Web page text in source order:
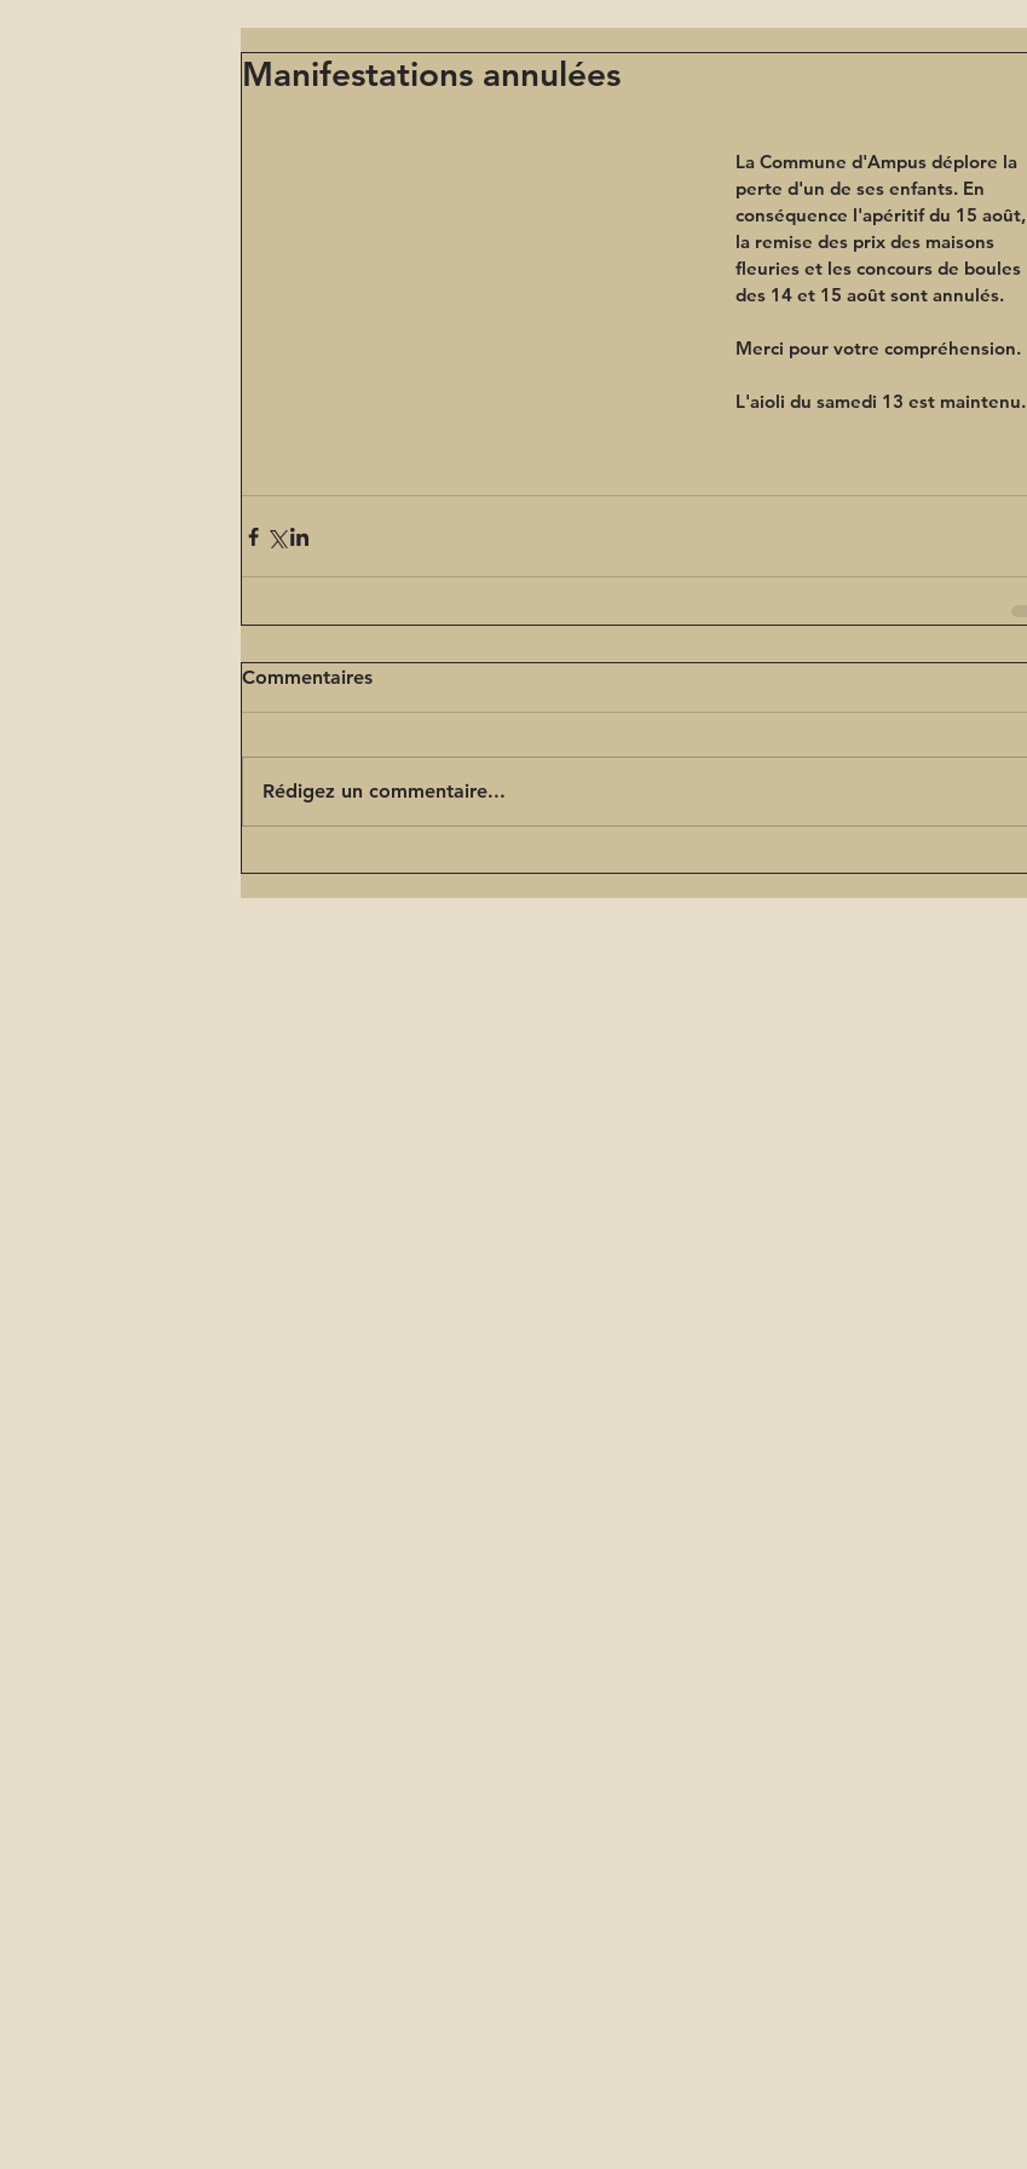
Manifestations annulées
La Commune d'Ampus déplore la
perte d'un de ses enfants. En
conséquence l'apéritif du 15 août,
la remise des prix des maisons
fleuries et les concours de boules
des 14 et 15 août sont annulés.
Merci pour votre compréhension.
L'aioli du samedi 13 est maintenu.
Commentaires
Rédigez un commentaire...